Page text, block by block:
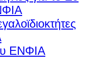
ΕΝΦΙΑ